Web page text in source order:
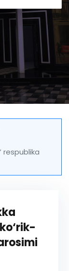
respublika